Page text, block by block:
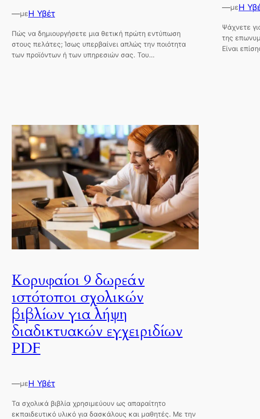
—μεΗ Υβέτ
Πώς να δημιουργήσετε μια θετική πρώτη εντύπωση
στους πελάτες; Ίσως υπερβαίνει απλώς την ποιότητα
των προϊόντων ή των υπηρεσιών σας. Του…
—μεΗ
Ψάχνετε
της
Είναι
Κορυφαίοι 9 δωρεάν
ιστότοποι σχολικών
βιβλίων για λήψη
διαδικτυακών εγχειριδίων
PDF
—μεΗ Υβέτ
Τα σχολικά βιβλία χρησιμεύουν ως απαραίτητο
εκπαιδευτικό υλικό για δασκάλους και μαθητές. Με την